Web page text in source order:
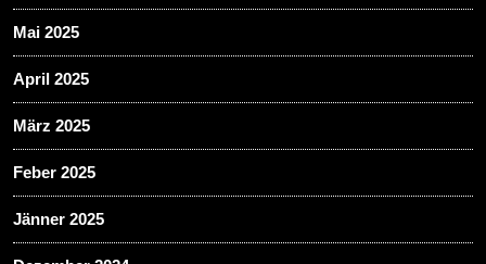
Mai 2025
April 2025
März 2025
Feber 2025
Jänner 2025